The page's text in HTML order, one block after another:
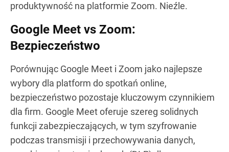
produktywność na platformie Zoom. Nieźle.
Google Meet vs Zoom:
Bezpieczeństwo
Porównując Google Meet i Zoom jako najlepsze
wybory dla platform do spotkań online,
bezpieczeństwo pozostaje kluczowym czynnikiem
dla firm. Google Meet oferuje szereg solidnych
funkcji zabezpieczających, w tym szyfrowanie
podczas transmisji i przechowywania danych,